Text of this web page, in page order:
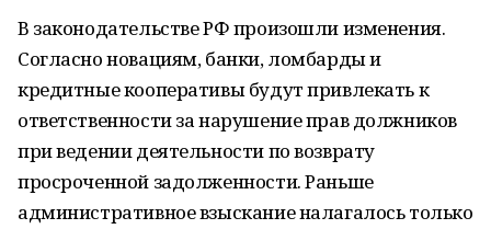
В законодательстве РФ произошли изменения.
Согласно новациям, банки, ломбарды и
кредитные кооперативы будут привлекать к
ответственности за нарушение прав должников
при ведении деятельности по возврату
просроченной задолженности. Раньше
административное взыскание налагалось только